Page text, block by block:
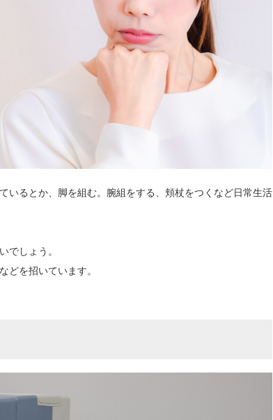
いるとか、脚を組む。腕組をする、頬杖をつくなど日常生活
でしょう。
どを招いています。